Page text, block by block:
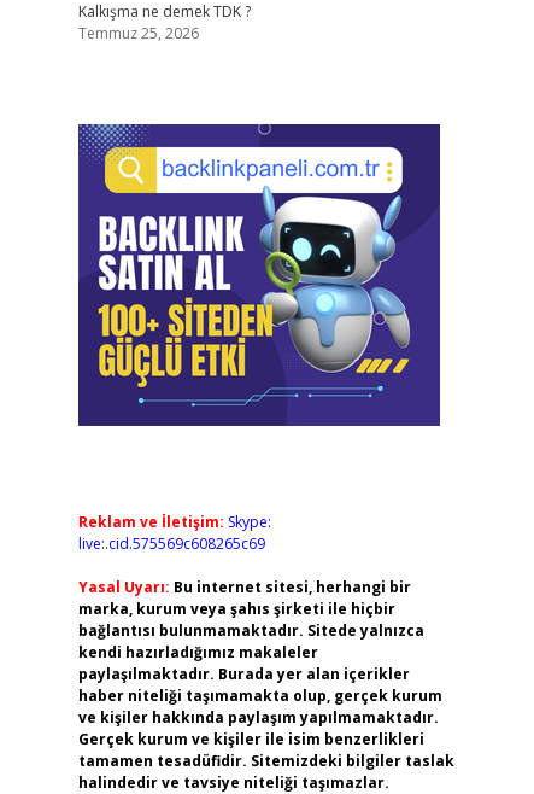
Kalkışma ne demek TDK ?
Temmuz 25, 2026
Reklam ve İletişim: Skype:
live:.cid.575569c608265c69
Yasal Uyarı: Bu internet sitesi, herhangi bir
marka, kurum veya şahıs şirketi ile hiçbir
bağlantısı bulunmamaktadır. Sitede yalnızca
kendi hazırladığımız makaleler
paylaşılmaktadır. Burada yer alan içerikler
haber niteliği taşımamakta olup, gerçek kurum
ve kişiler hakkında paylaşım yapılmamaktadır.
Gerçek kurum ve kişiler ile isim benzerlikleri
tamamen tesadüfidir. Sitemizdeki bilgiler taslak
halindedir ve tavsiye niteliği taşımazlar.